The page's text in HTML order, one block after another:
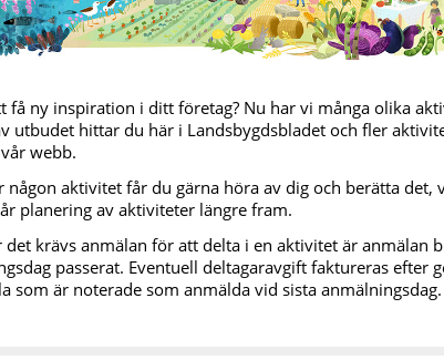
få ny inspiration i ditt företag? Nu har vi många olika
utbudet hittar du här i Landsbygdsbladet och fler
webb.
någon aktivitet får du gärna höra av dig och berätta det,
planering av aktiviteter längre fram.
det krävs anmälan för att delta i en aktivitet är anmälan
passerat. Eventuell deltagaravgift faktureras efter
som är noterade som anmälda vid sista anmälningsdag.